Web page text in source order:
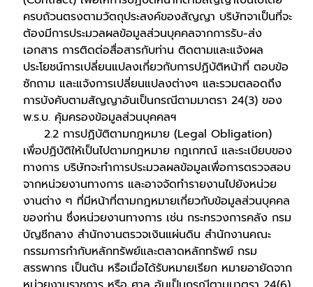
ครบถ้วนตรงตามวัตถุประสงค์ของสัญญา บริษัทจาเป็นที่จะ
ต้องมีการประมวลผลข้อมูลส่วนบุคคลจากการรับ-ส่ง
เอกสาร การติดต่อสื่อสารกับท่าน ติดตามและแจ้งผล
ประโยชน์การเปลี่ยนแปลงเกี่ยวกับการปฏิบัติหน้าที่ ตอบข้อ
ซักถาม และแจ้งการเปลี่ยนแปลงต่างๆ และรวมตลอดถึง
การบังคับตามสัญญาอันเป็นกรณีตามมาตรา 24(3) ของ
พ.ร.บ. คุ้มครองข้อมูลส่วนบุคคลฯ
2.2 การปฏิบัติตามกฎหมาย (Legal Obligation)
เพื่อปฏิบัติให้เป็นไปตามกฎหมาย กฎเกฑณ์ และระเบียบของ
ทางการ บริษัทจะทำการประมวลผลข้อมูลเพื่อการตรวจสอบ
จากหน่วยงานทางการ และอาจจัดทำรายงานไปยังหน่วย
งานต่าง ๆ ที่มีหน้าที่ตามกฎหมายเกี่ยวกับข้อมูลส่วนบุคคล
ของท่าน ซึ่งหน่วยงานทางการ เช่น กระทรวงการคลัง กรม
บัญชีกลาง สำนักงานตรวจเงินแผ่นดิน สำนักงานคณะ
กรรมการกำกับหลักทรัพย์และตลาดหลักทรัพย์ กรม
สรรพากร เป็นต้น หรือเมื่อได้รับหมายเรียก หมายอายัดจาก